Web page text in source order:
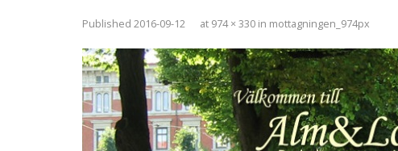
Published 2016-09-12 at 974 × 330 in mottagningen_974px